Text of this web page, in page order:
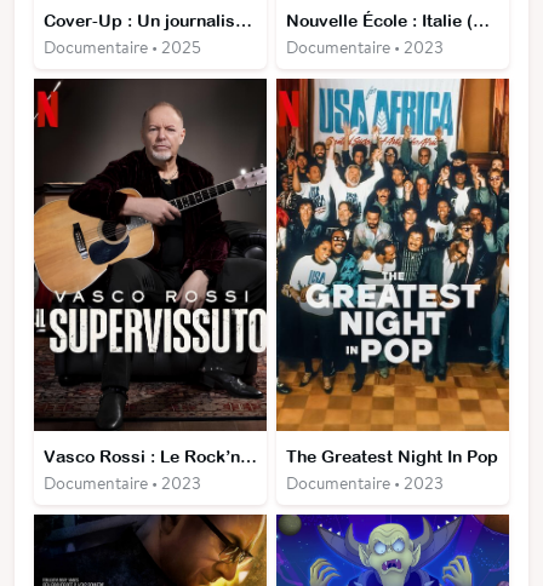
Cover-Up : Un journaliste face au pouvoir
Documentaire • 2025
Nouvelle École : Italie (Saison 1 et 2)
Documentaire • 2023
Vasco Rossi : Le Rock’n’roll ne meurt jamais
Documentaire • 2023
The Greatest Night In Pop
Documentaire • 2023